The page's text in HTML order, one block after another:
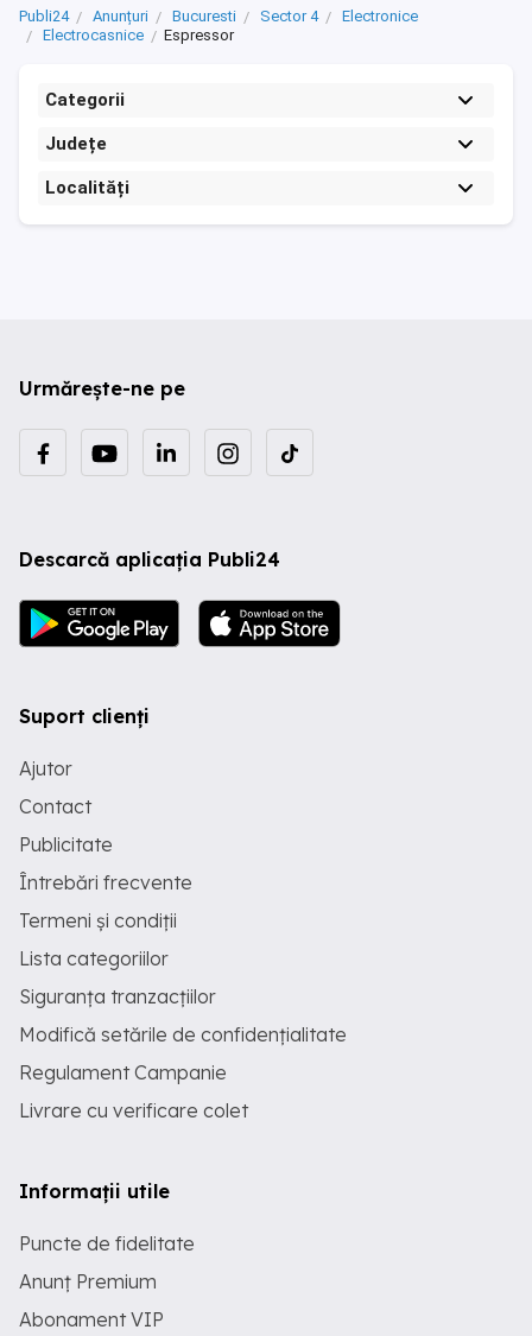
Publi24 Anunțuri Bucuresti Sector 4
Electronice
Electrocasnice
Espressor
Categorii
Județe
Localități
Urmărește-ne pe
Descarcă aplicația Publi24
Suport clienți
Ajutor
Contact
Publicitate
Întrebări frecvente
Termeni și condiții
Lista categoriilor
Siguranța tranzacțiilor
Modifică setările de confidențialitate
Regulament Campanie
Livrare cu verificare colet
Informații utile
Puncte de fidelitate
Anunț Premium
Abonament VIP